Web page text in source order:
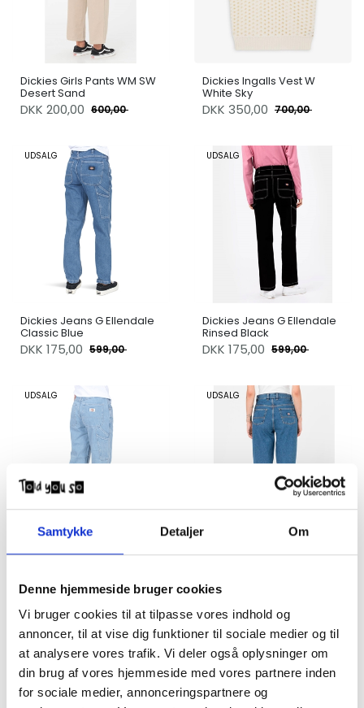
Samtykke Detaljer Om
Denne hjemmeside bruger cookies
Vi bruger cookies til at tilpasse vores indhold og
annoncer, til at vise dig funktioner til sociale medier og til
at analysere vores trafik. Vi deler også oplysninger om
din brug af vores hjemmeside med vores partnere inden
for sociale medier, annonceringspartnere og
Dickies Girls Pants WM SW
Desert Sand
DKK 200,00 600,00
Dickies Ingalls Vest W
White Sky
DKK 350,00 700,00
UDSALG
Dickies Jeans G Ellendale
Classic Blue
DKK 175,00 599,00
UDSALG
Dickies Jeans G Ellendale
Rinsed Black
DKK 175,00 599,00
UDSALG
Dickies Jeans G Ellendale
DKK175,00599,00
UDSALG
Dickies Jeans W
DKK
UDSALG UDSALG